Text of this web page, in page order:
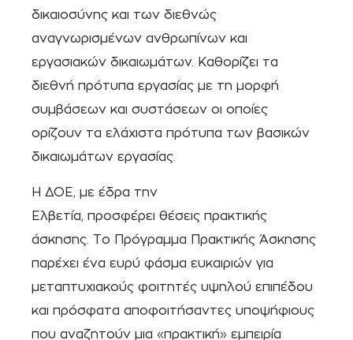
δικαιοσύνης και των διεθνώς
αναγνωρισμένων ανθρωπίνων και
εργασιακών δικαιωμάτων. Καθορίζει τα
διεθνή πρότυπα εργασίας με τη μορφή
συμβάσεων και συστάσεων οι οποίες
ορίζουν τα ελάχιστα πρότυπα των βασικών
δικαιωμάτων εργασίας.
H ΔΟΕ, με έδρα την
Ελβετία, προσφέρει θέσεις πρακτικής
άσκησης. Το Πρόγραμμα Πρακτικής Άσκησης
παρέχει ένα ευρύ φάσμα ευκαιριών για
μεταπτυχιακούς φοιτητές υψηλού επιπέδου
και πρόσφατα αποφοιτήσαντες υποψήφιους
που αναζητούν μια «πρακτική» εμπειρία